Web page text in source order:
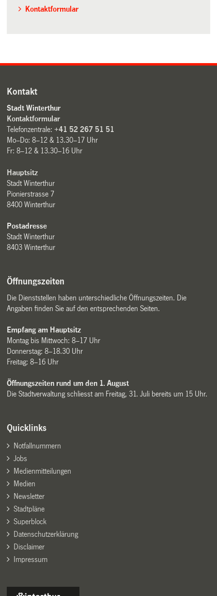
Kontaktformular
Kontakt
Stadt Winterthur
Kontaktformular
Telefonzentrale:+41 52 267 51 51
Mo–Do: 8–12 & 13.30–17 Uhr
Fr: 8–12 & 13.30–16 Uhr
Hauptsitz
Stadt Winterthur
Pionierstrasse 7
8400 Winterthur
Postadresse
Stadt Winterthur
8403 Winterthur
Öffnungszeiten
Die Dienststellen haben unterschiedliche Öffnungszeiten. Die
Angaben finden Sie auf den entsprechenden Seiten.
Empfang am Hauptsitz
Montag bis Mittwoch: 8–17 Uhr
Donnerstag: 8–18.30 Uhr
Freitag: 8–16 Uhr
Öffnungszeiten rund um den 1. August
Die Stadtverwaltung schliesst am Freitag, 31. Juli bereits um 15 Uhr.
Quicklinks
Notfallnummern
Jobs
Medienmitteilungen
Medien
Newsletter
Stadtpläne
Superblock
Datenschutzerklärung
Disclaimer
Impressum